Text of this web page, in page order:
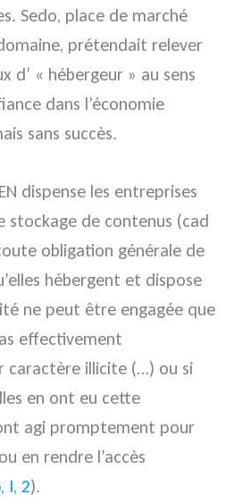
Sedo, place de marché
prétendait relever
d’ « hébergeur » au sens
dans l’économie
sans succès.
dispense les entreprises
stockage de contenus (cad
obligation générale de
hébergent et dispose
ne peut être engagée que
effectivement
caractère illicite (…) ou si
en ont eu cette
agi promptement pour
en rendre l’accès
I, 2).